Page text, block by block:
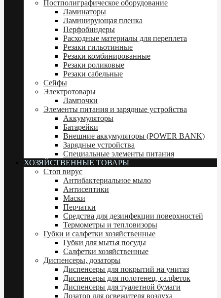
Постполиграфическое оборудование
Ламинаторы
Ламинирующая пленка
Перфобиндеры
Расходные материалы для переплета
Резаки гильотинные
Резаки комбинированные
Резаки роликовые
Резаки сабельные
Сейфы
Электротовары
Лампочки
Элементы питания и зарядные устройства
Аккумуляторы
Батарейки
Внешние аккумуляторы (POWER BANK)
Зарядные устройства
Специальные элементы питания
ХОЗЯЙСТВЕННЫЕ ТОВАРЫ
Стоп вирус
Антибактериальное мыло
Антисептики
Маски
Перчатки
Средства для дезинфекции поверхностей
Термометры и тепловизоры
Губки и салфетки хозяйственные
Губки для мытья посуды
Салфетки хозяйственные
Диспенсеры, дозаторы
Диспенсеры для покрытий на унитаз
Диспенсеры для полотенец, салфеток
Диспенсеры для туалетной бумаги
Дозатор для освежителя воздуха